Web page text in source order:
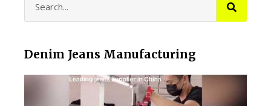
Denim Jeans Manufacturing